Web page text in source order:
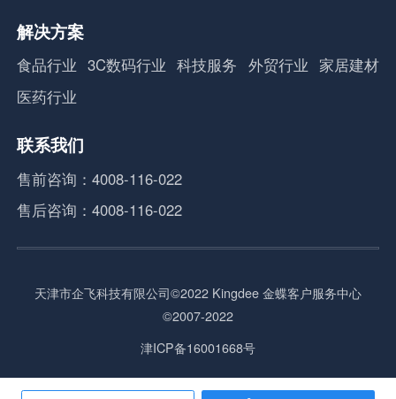
解决方案
食品行业 3C数码行业 科技服务 外贸行业 家居建材
医药行业
联系我们
售前咨询：4008-116-022
售后咨询：4008-116-022
天津市企飞科技有限公司©2022 Kingdee 金蝶客户服务中心
©2007-2022
津ICP备16001668号